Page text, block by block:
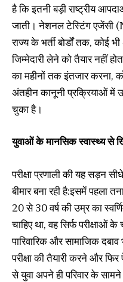
है कि इतनी बड़ी राष्ट्रीय
जाती। नेशनल टेस्टिंग एजेंसी
राज्य के भर्ती बोर्डों तक, कोई
जिम्मेदारी लेने को तैयार नहीं
का महीनों तक इंतजार करना,
अंतहीन कानूनी प्रक्रियाओं में
चुका है।
युवाओं के मानसिक स्वास्थ्य से
परीक्षा प्रणाली की यह सड़न
बीमार बना रही है:इसमें पहला
20 से 30 वर्ष की उम्र का
चाहिए था, वह सिर्फ
पारिवारिक और सामाजिक
परीक्षा की तैयारी करने और फिर
से युवा अपने ही परिवार के